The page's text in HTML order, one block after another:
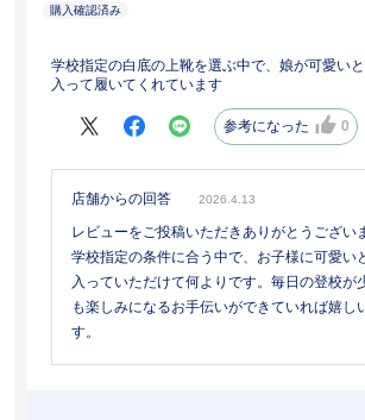
学校指定の白底の上靴を選ぶ中で、娘が可愛い
入って履いてくれています
参考になった 0
店舗からの回答 2026.4.13
レビューをご投稿いただきありがとうござい
学校指定の条件に合う中で、お子様に可愛い
入っていただけて何よりです。毎日の登校が
も楽しみになるお手伝いができていれば嬉し
す。